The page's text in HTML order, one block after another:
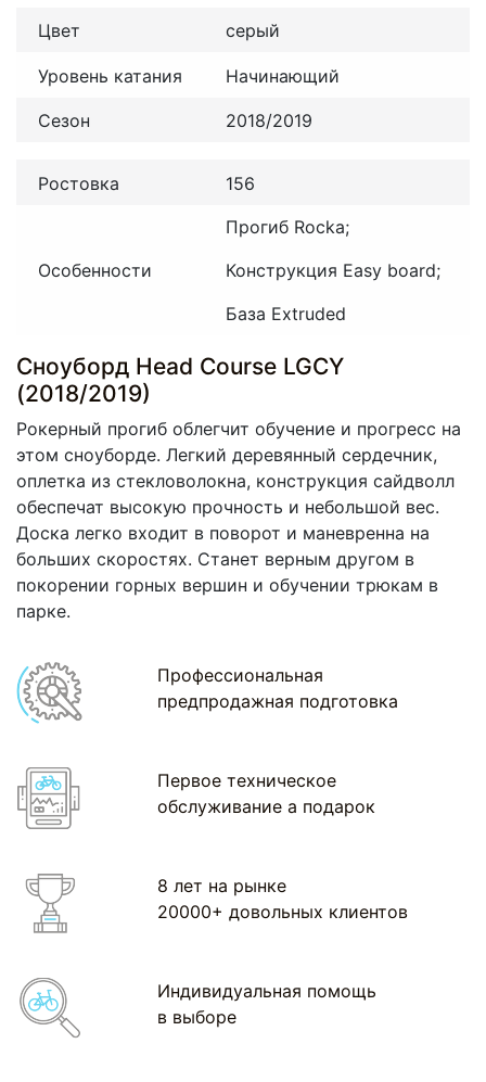
Цвет серый
Уровень катания Начинающий
Сезон 2018/2019
Ростовка 156
Особенности
Прогиб Rocka;
Конструкция Easy board;
База Extruded
Сноуборд Head Course LGCY
(2018/2019)
Рокерный прогиб облегчит обучение и прогресс на
этом сноуборде. Легкий деревянный сердечник,
оплетка из стекловолокна, конструкция сайдволл
обеспечат высокую прочность и небольшой вес.
Доска легко входит в поворот и маневренна на
больших скоростях. Станет верным другом в
покорении горных вершин и обучении трюкам в
парке.
Профессиональная
предпродажная подготовка
Первое техническое
обслуживание а подарок
8 лет на рынке
20000+ довольных клиентов
Индивидуальная помощь
в выборе